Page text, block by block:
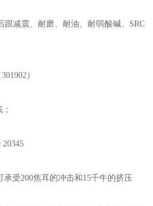
减震、耐磨、耐油、耐弱酸碱、SRC
）
受200焦耳的冲击和15千牛的挤压